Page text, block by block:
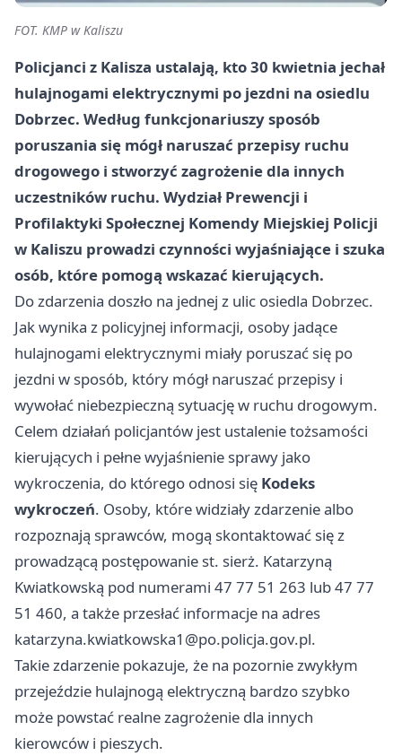
FOT. KMP w Kaliszu
Policjanci z Kalisza ustalają, kto 30 kwietnia jechał
hulajnogami elektrycznymi po jezdni na osiedlu
Dobrzec. Według funkcjonariuszy sposób
poruszania się mógł naruszać przepisy ruchu
drogowego i stworzyć zagrożenie dla innych
uczestników ruchu. Wydział Prewencji i
Profilaktyki Społecznej Komendy Miejskiej Policji
w Kaliszu prowadzi czynności wyjaśniające i szuka
osób, które pomogą wskazać kierujących.
Do zdarzenia doszło na jednej z ulic osiedla Dobrzec.
Jak wynika z policyjnej informacji, osoby jadące
hulajnogami elektrycznymi miały poruszać się po
jezdni w sposób, który mógł naruszać przepisy i
wywołać niebezpieczną sytuację w ruchu drogowym.
Celem działań policjantów jest ustalenie tożsamości
kierujących i pełne wyjaśnienie sprawy jako
wykroczenia, do którego odnosi się Kodeks
wykroczeń. Osoby, które widziały zdarzenie albo
rozpoznają sprawców, mogą skontaktować się z
prowadzącą postępowanie st. sierż. Katarzyną
Kwiatkowską pod numerami 47 77 51 263 lub 47 77
51 460, a także przesłać informacje na adres
katarzyna.kwiatkowska1@po.policja.gov.pl.
Takie zdarzenie pokazuje, że na pozornie zwykłym
przejeździe hulajnogą elektryczną bardzo szybko
może powstać realne zagrożenie dla innych
kierowców i pieszych.